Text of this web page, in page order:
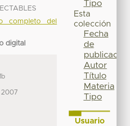
completo del
digital
2007
Tipo
Esta
colección
Fecha
de
publicación
Autor
Título
Materia
Tipo
Usuario